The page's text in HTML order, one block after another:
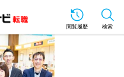
閲覧履歴 検索